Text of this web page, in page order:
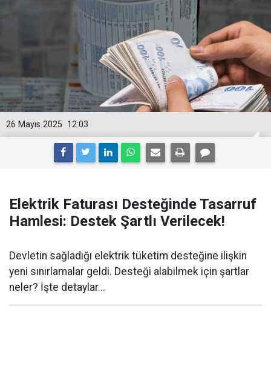
12:03
26 Mayıs 2025
Elektrik Faturası Desteğinde Tasarruf
Hamlesi: Destek Şartlı Verilecek!
Devletin sağladığı elektrik tüketim desteğine ilişkin
yeni sınırlamalar geldi. Desteği alabilmek için şartlar
neler? İşte detaylar...